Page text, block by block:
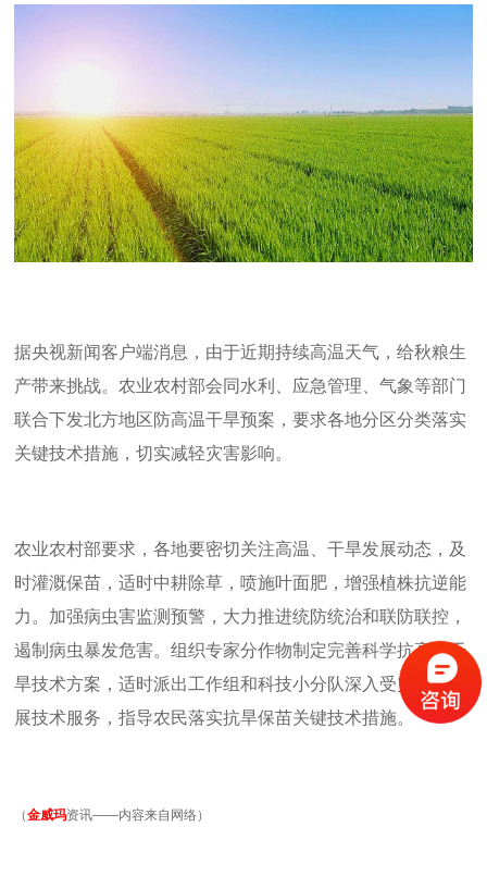
据央视新闻客户端消息，由于近期持续高温天气，给秋粮生
产带来挑战。农业农村部会同水利、应急管理、气象等部门
联合下发北方地区防高温干旱预案，要求各地分区分类落实
关键技术措施，切实减轻灾害影响。
农业农村部要求，各地要密切关注高温、干旱发展动态，及
时灌溉保苗，适时中耕除草，喷施叶面肥，增强植株抗逆能
力。加强病虫害监测预警，大力推进统防统治和联防联控，
遏制病虫暴发危害。组织专家分作物制定完善科学抗高温干
旱技术方案，适时派出工作组和科技小分队深入受灾一线开
展技术服务，指导农民落实抗旱保苗关键技术措施。
（金威玛资讯——内容来自网络）